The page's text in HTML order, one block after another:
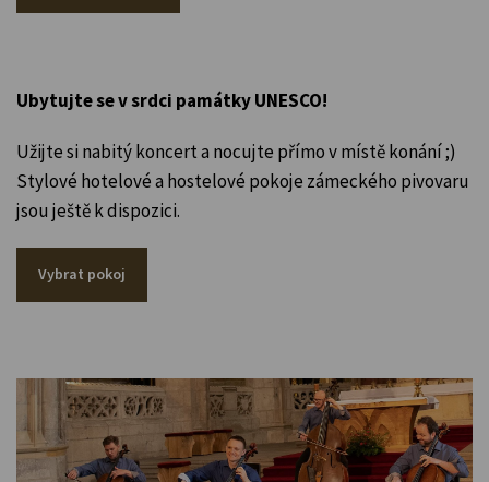
Ubytujte se v srdci památky UNESCO!
Užijte si nabitý koncert a nocujte přímo v místě konání ;)
Stylové hotelové a hostelové pokoje zámeckého pivovaru
jsou ještě k dispozici.
Vybrat pokoj